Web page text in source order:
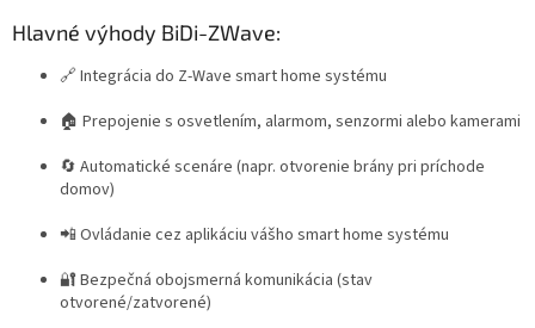
Hlavné výhody BiDi-ZWave:
🔗 Integrácia do Z-Wave smart home systému
🏠 Prepojenie s osvetlením, alarmom, senzormi alebo kamerami
🔄 Automatické scenáre (napr. otvorenie brány pri príchode
domov)
📲 Ovládanie cez aplikáciu vášho smart home systému
🔐 Bezpečná obojsmerná komunikácia (stav
otvorené/zatvorené)